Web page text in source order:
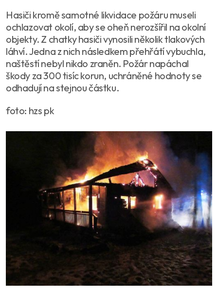
Hasiči kromě samotné likvidace požáru museli
ochlazovat okolí, aby se oheň nerozšířil na okolní
objekty. Z chatky hasiči vynosili několik tlakových
láhví. Jedna z nich následkem přehřátí vybuchla,
naštěstí nebyl nikdo zraněn. Požár napáchal
škody za 300 tisíc korun, uchráněné hodnoty se
odhadují na stejnou částku.
foto: hzs pk